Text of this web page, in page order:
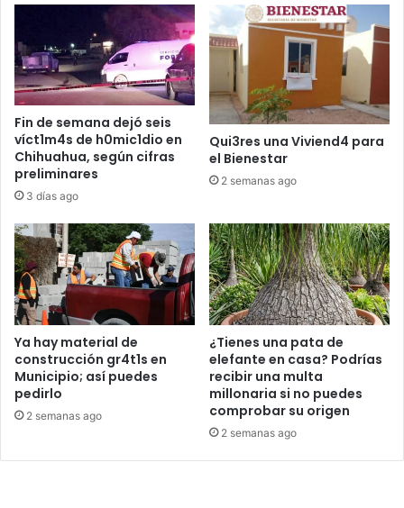
Fin de semana dejó seis
víct1m4s de h0mic1dio en
Chihuahua, según cifras
preliminares
3 días ago
Qui3res una Viviend4 para
el Bienestar
2 semanas ago
Ya hay material de
construcción gr4t1s en
Municipio; así puedes
pedirlo
2 semanas ago
¿Tienes una pata de
elefante en casa? Podrías
recibir una multa
millonaria si no puedes
comprobar su origen
2 semanas ago